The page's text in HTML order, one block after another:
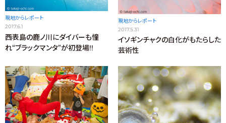
現地からレポート
2017.6.1
西表島の鹿ノ川にダイバーも憧
れ“ブラックマンタ”が初登場!!
現地からレポート
2017.5.31
イソギンチャクの白化がもたらした
芸術性